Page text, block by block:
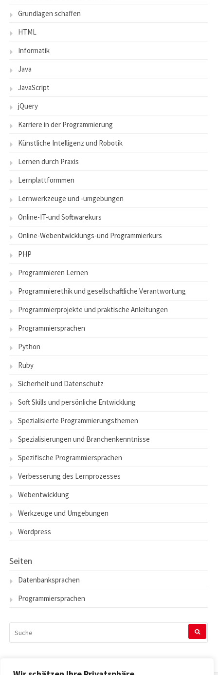
Grundlagen schaffen
HTML
Informatik
Java
JavaScript
jQuery
Karriere in der Programmierung
Künstliche Intelligenz und Robotik
Lernen durch Praxis
Lernplattformmen
Lernwerkzeuge und -umgebungen
Online-IT-und Softwarekurs
Online-Webentwicklungs-und Programmierkurs
PHP
Programmieren Lernen
Programmierethik und gesellschaftliche Verantwortung
Programmierprojekte und praktische Anleitungen
Programmiersprachen
Python
Ruby
Sicherheit und Datenschutz
Soft Skills und persönliche Entwicklung
Spezialisierte Programmierungsthemen
Spezialisierungen und Branchenkenntnisse
Spezifische Programmiersprachen
Verbesserung des Lernprozesses
Webentwicklung
Werkzeuge und Umgebungen
Wordpress
Seiten
Datenbanksprachen
Programmiersprachen
NACH: